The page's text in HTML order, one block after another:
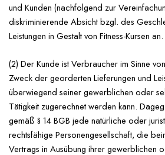
und Kunden (nachfolgend zur
diskriminierende Absicht bzgl. des
Leistungen in Gestalt von Fitness-Kursen an.
(2) Der Kunde ist Verbraucher im Sinne
Zweck der georderten Lieferungen und
überwiegend seiner gewerblichen oder
Tätigkeit zugerechnet werden kann.
gemäß § 14 BGB jede natürliche oder
rechtsfähige Personengesellschaft, die
Vertrags in Ausübung ihrer gewerblichen